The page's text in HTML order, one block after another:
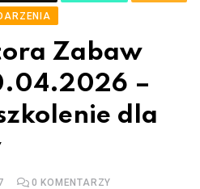
Zabaw
–
dla
0 KOMENTARZY